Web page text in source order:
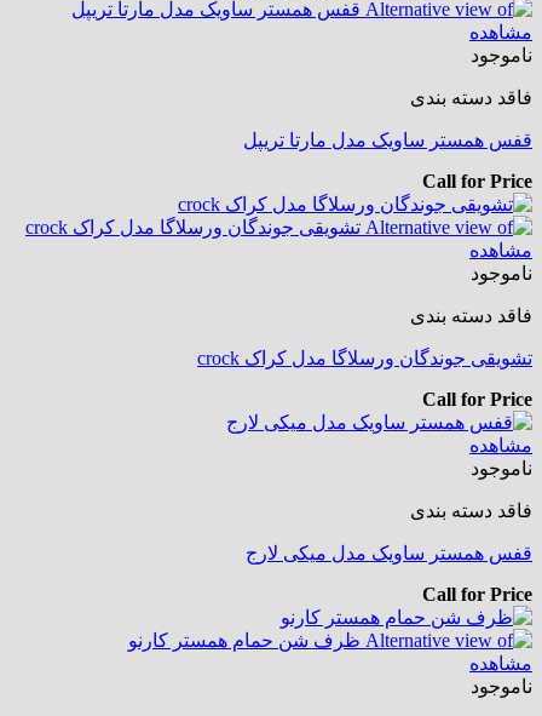
مشاهده
ناموجود
فاقد دسته بندی
قفس همستر ساویک مدل مارتا تریپل
Call for Price
مشاهده
ناموجود
فاقد دسته بندی
تشویقی جوندگان ورسلاگا مدل کراک crock
Call for Price
مشاهده
ناموجود
فاقد دسته بندی
قفس همستر ساویک مدل میکی لارج
Call for Price
مشاهده
ناموجود